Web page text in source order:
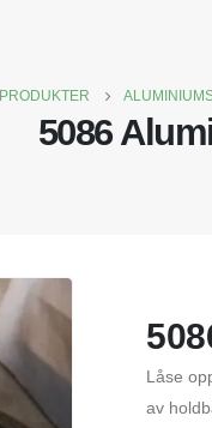
PRODUKTER
5086
Låse
av